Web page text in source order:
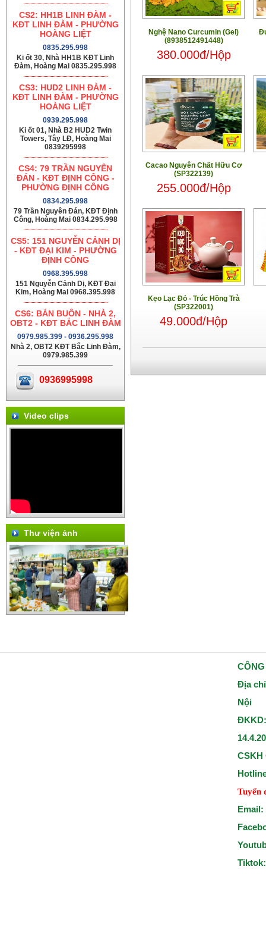
CS2: HH1B LINH ĐÀM -
KĐT LINH ĐÀM - PHƯỜNG
HOÀNG LIỆT
0835.295.998
Ki ốt 30, Nhà HH1B KĐT Linh
Đàm, Hoàng Mai 0835.295.998
CS3: HUD2 LINH ĐÀM -
KĐT LINH ĐÀM - PHƯỜNG
HOÀNG LIỆT
0939.295.998
Ki ốt 01, Nhà B2 HUD2 Twin
Towers, Tây LĐ, Hoàng Mai
0839295998
CS4: 79 TRẦN NGUYÊN
ĐÁN - KĐT ĐỊNH CÔNG -
PHƯỜNG ĐỊNH CÔNG
0834.295.998
79 Trần Nguyên Đán, KĐT Định
Công, Hoàng Mai 0834.295.998
CS5: 151 NGUYỄN CẢNH DỊ
- KĐT ĐẠI KIM - PHƯỜNG
ĐỊNH CÔNG
0968.395.998
151 Nguyễn Cảnh Dị, KĐT Đại
Kim, Hoàng Mai 0968.395.998
CS6: BÁN BUÔN - NHÀ 2,
OBT2 - KĐT BẮC LINH ĐÀM
0979.985.399 - 0936.295.998
Nhà 2, OBT2 KĐT Bắc Linh Đàm,
0979.985.399
0936995998
Video clips
Thư viện ảnh
Nghệ Nano Curcumin (Gel)
(8938512491448)
380.000đ/Hộp
Cacao Nguyên Chất Hữu Cơ
(SP322139)
255.000đ/Hộp
Kẹo Lạc Đỏ - Trúc Hồng Trà
(SP322001)
49.000đ/Hộp
Địa
Nội
CSKH
Tuyển
Email: